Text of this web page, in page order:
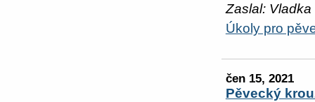
Zaslal: Vladka
Úkoly pro
čen 15, 2021
Pěvecký